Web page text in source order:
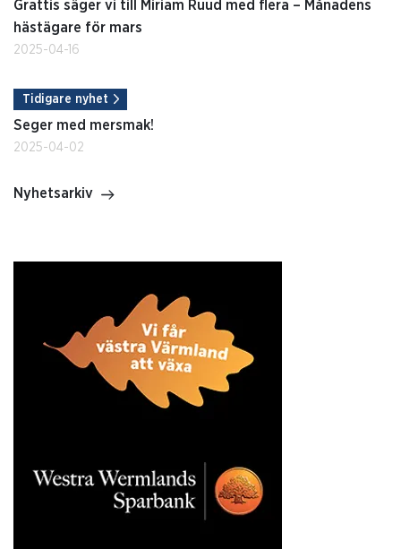
Grattis säger vi till Miriam Ruud med flera – Månadens
hästägare för mars
2025-04-16
Tidigare nyhet
Seger med mersmak!
2025-04-02
Nyhetsarkiv